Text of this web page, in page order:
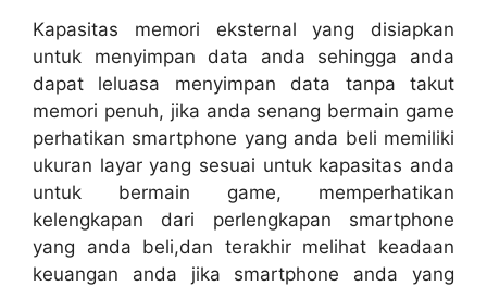
Kapasitas memori eksternal yang disiapkan
untuk menyimpan data anda sehingga anda
dapat leluasa menyimpan data tanpa takut
memori penuh, jika anda senang bermain game
perhatikan smartphone yang anda beli memiliki
ukuran layar yang sesuai untuk kapasitas anda
untuk bermain game, memperhatikan
kelengkapan dari perlengkapan smartphone
yang anda beli,dan terakhir melihat keadaan
keuangan anda jika smartphone anda yang